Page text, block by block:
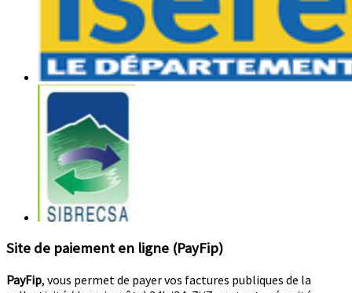
Site de paiement en ligne (PayFip)
PayFip, vous permet de payer vos factures publiques de la